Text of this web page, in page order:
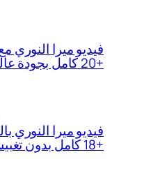
فيديو ميرا النوري
+20 كامل بجودة عالية
فيديو ميرا النوري
+18 كامل بدون تغبيش